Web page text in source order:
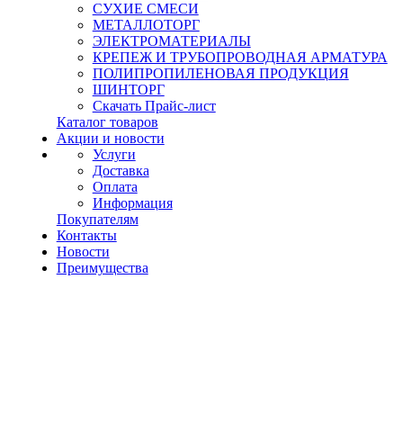
СУХИЕ СМЕСИ
МЕТАЛЛОТОРГ
ЭЛЕКТРОМАТЕРИАЛЫ
КРЕПЕЖ И ТРУБОПРОВОДНАЯ АРМАТУРА
ПОЛИПРОПИЛЕНОВАЯ ПРОДУКЦИЯ
ШИНТОРГ
Скачать Прайс-лист
Каталог товаров
Акции и новости
Услуги
Доставка
Оплата
Информация
Покупателям
Контакты
Новости
Преимущества